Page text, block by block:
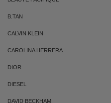
B.TAN
CALVIN KLEIN
CAROLINA HERRERA
DIOR
DIESEL
DAVID BECKHAM